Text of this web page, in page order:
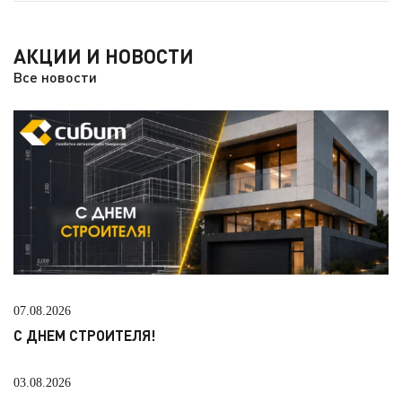
АКЦИИ И НОВОСТИ
Все новости
07.08.2026
С ДНЕМ СТРОИТЕЛЯ!
03.08.2026